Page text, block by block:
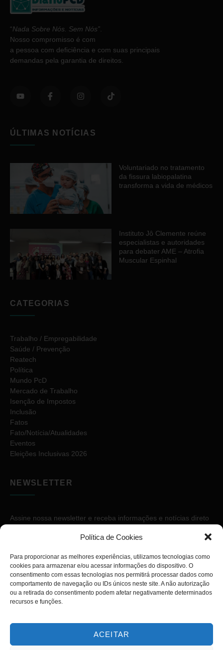
Política de Cookies
Para proporcionar as melhores experiências, utilizamos tecnologias como
cookies para armazenar e/ou acessar informações do dispositivo. O
consentimento com essas tecnologias nos permitirá processar dados como
comportamento de navegação ou IDs únicos neste site. A não autorização
ou a retirada do consentimento podem afetar negativamente determinados
recursos e funções.
ACEITAR
“Nada Sobre Nós. Sem Nós”
Nosso compromisso é com
a pessoa com deficiência e com suas principais
demandas pela garantia de direitos.
ÚLTIMAS NOTÍCIAS
Voluntariado no tratamento
da fissura labiopalatina
transforma a vida de médicos
Instituto Jô Clemente reúne
especialistas e autoridades
para debater AME – Atrofia
Muscular Espinhal
CATEGORIAS
Trabalho / Empregabilidade
Saúde / Prevenção
Reatech
Política
Mundo PcD
Mercado de Trabalho
Isenção de Impostos
Inclusão
Fatos
Fato/Notícia/Atualidades
Eventos
Eleições Inclusivas 2026
NEWSLETTER
Assine nossa newsletter e receba informações e notícias direto